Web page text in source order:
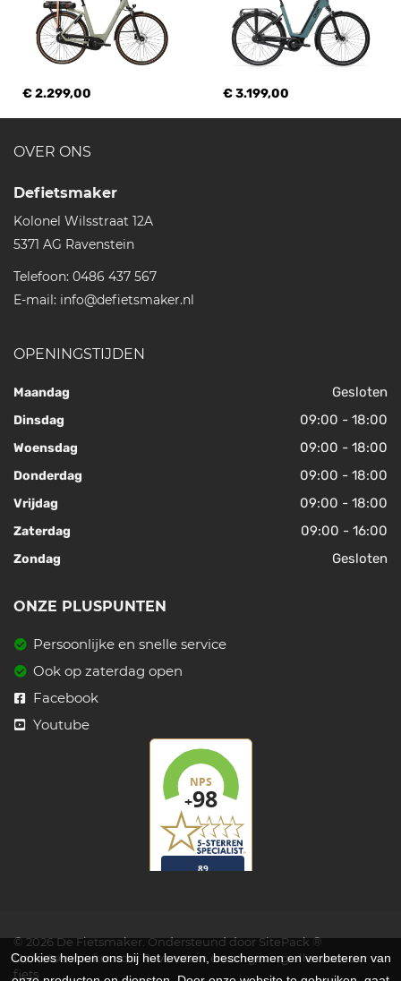
€ 2.299,00 € 3.199,00
OVER ONS
Defietsmaker
Kolonel Wilsstraat 12A
5371 AG Ravenstein
Telefoon: 0486 437 567
E-mail: info@defietsmaker.nl
OPENINGSTIJDEN
Maandag Gesloten
Dinsdag 09:00 - 18:00
Woensdag 09:00 - 18:00
Donderdag 09:00 - 18:00
Vrijdag 09:00 - 18:00
Zaterdag 09:00 - 16:00
Zondag Gesloten
ONZE PLUSPUNTEN
Persoonlijke en snelle service
Ook op zaterdag open
Facebook
Youtube
© 2026 De Fietsmaker. Ondersteund doorSitePack ®
De fietsenmaker voor Ravenstein en omgeving alles voor uw
fiets
Cookies helpen ons bij het leveren, beschermen en verbeteren van